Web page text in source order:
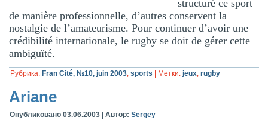
structuré ce sport
de manière professionnelle, d’autres conservent la
nostalgie de l’amateurisme. Pour continuer d’avoir une
crédibilité internationale, le rugby se doit de gérer cette
ambiguïté.
Рубрика: Fran Cité, №10, juin 2003,sports Метки: jeux,rugby
Ariane
Опубликовано 03.06.2003 |Автор: Sergey